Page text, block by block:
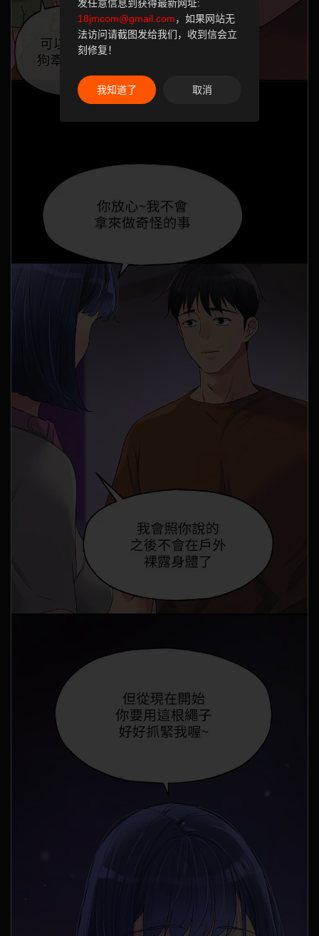
发任意信息到获得最新网址:
18jmcom@gmail.com，如果网站无
法访问请截图发给我们，收到信会立
刻修复！
我知道了 取消